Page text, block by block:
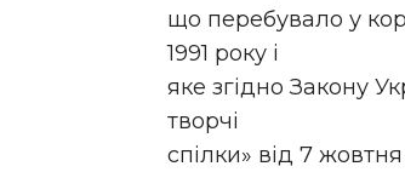
що перебувало у
1991 року і
яке згідно Закону
творчі
спілки» від 7